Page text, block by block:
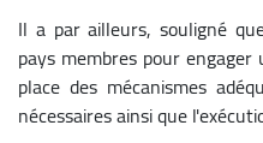
Il a par ailleurs, souligné
pays membres pour
place des mécanismes
nécessaires ainsi que